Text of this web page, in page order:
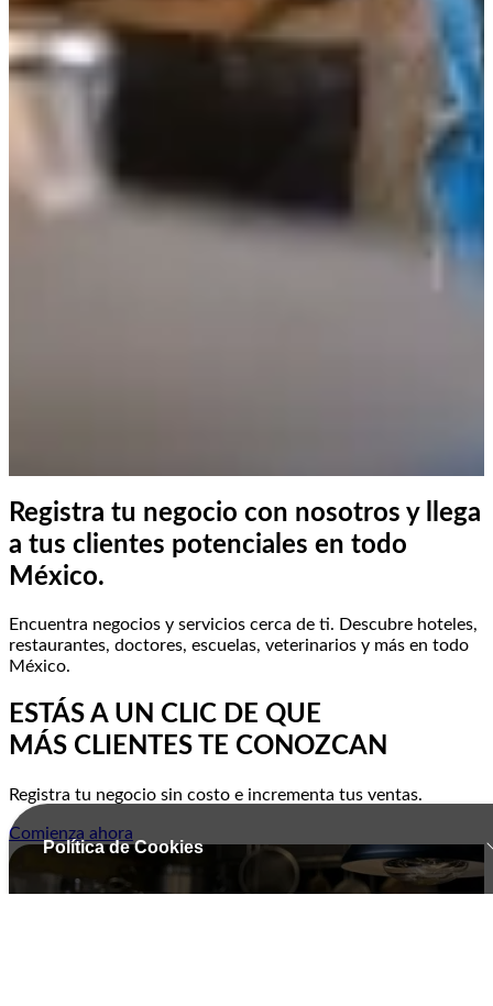
Registra tu negocio con nosotros y llega
a tus clientes potenciales en todo
México.
Encuentra negocios y servicios cerca de ti. Descubre hoteles,
restaurantes, doctores, escuelas, veterinarios y más en todo
México.
ESTÁS A UN CLIC DE QUE
MÁS CLIENTES TE CONOZCAN
Registra tu negocio sin costo e incrementa tus ventas.
Comienza ahora
Política de Cookies